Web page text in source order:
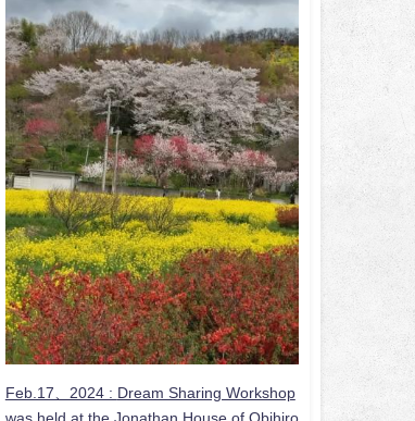
Feb.17、2024 : Dream Sharing Workshop
was held at the Jonathan House of Obihiro